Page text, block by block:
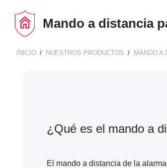
Mando a distancia
BREADCRUMB
INICIO NUESTROS PRODUCTOS MANDO A
¿Qué es el mando a
El mando a distancia de la